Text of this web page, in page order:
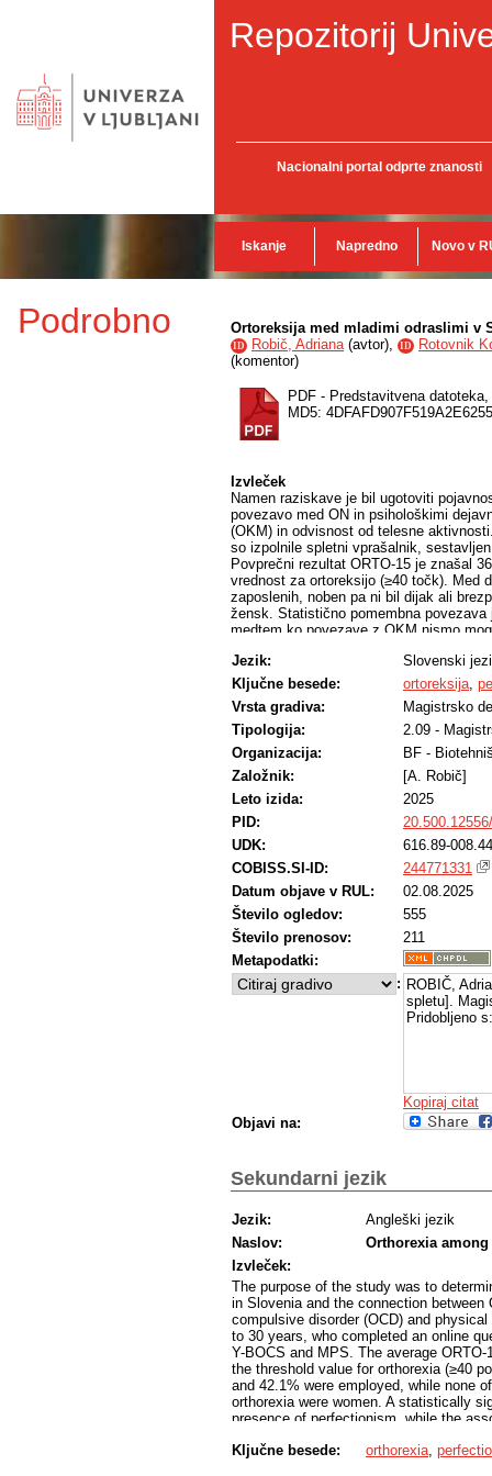
Repozitorij
Nacionalni portal odprte znanosti
Iskanje Napredno Novo v
Podrobno Ortoreksija med mladimi odraslimi v
ID Robič, Adriana(avtor), ID
Rotovnik
(komentor)
PDF - Predstavitvena datoteka,
MD5:
Izvleček
Namen raziskave je bil ugotoviti
povezavo med ON in psihološkimi
(OKM) in odvisnost od telesne
so izpolnile spletni vprašalnik,
Povprečni rezultat ORTO-15 je znašal
vrednost za ortoreksijo (≥40 točk). Med
zaposlenih, noben pa ni bil dijak ali
žensk. Statistično pomembna
medtem ko povezave z OKM nismo
= 0,480). Prav tako 78,9 %
se svoje diagnoze ON ne zaveda.
predvsem ženskami, in da je pogosto
OKM, ob hkrati nizki ravni zavedanja in
Jezik:
Slovenski
Ključne besede:
ortoreksija,
Vrsta gradiva:
Magistrsko
Tipologija:
2.09 -
Organizacija:
BF -
Založnik:
[A. Robič]
Leto izida:
2025
PID:
UDK:
616.89-
COBISS.SI-ID:
244771331
Datum objave v RUL:
02.08.2025
Število ogledov:
555
Število prenosov:
211
Metapodatki:
: ROBIČ,
spletu].
Pridobljeno
Kopiraj citat
Objavi na:
Sekundarni jezik
Jezik:
Angleški jezik
Naslov:
Orthorexia
Izvleček:
The purpose of the study was to
in Slovenia and the connection
compulsive disorder (OCD) and
to 30 years, who completed an online
Y-BOCS and MPS. The average
the threshold value for orthorexia (≥40
and 42.1% were employed, while none
orthorexia were women. A statistically
presence of perfectionism, while the
was not statistically significant (p =
Ključne besede: orthorexia